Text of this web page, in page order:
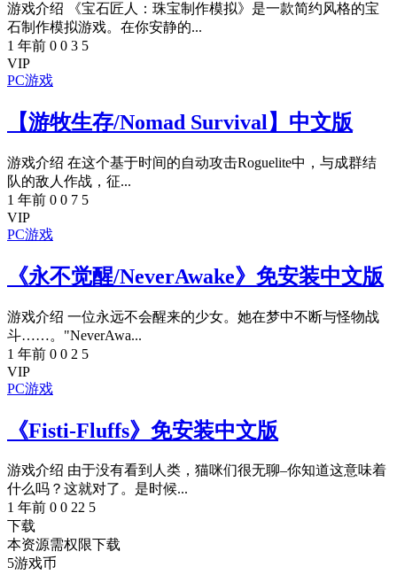
游戏介绍 《宝石匠人：珠宝制作模拟》是一款简约风格的宝
石制作模拟游戏。在你安静的...
1 年前 0 0 3 5
VIP
PC游戏
【游牧生存/Nomad Survival】中文版
游戏介绍 在这个基于时间的自动攻击Roguelite中，与成群结
队的敌人作战，征...
1 年前 0 0 7 5
VIP
PC游戏
《永不觉醒/NeverAwake》免安装中文版
游戏介绍 一位永远不会醒来的少女。她在梦中不断与怪物战
斗……。"NeverAwa...
1 年前 0 0 2 5
VIP
PC游戏
《Fisti-Fluffs》免安装中文版
游戏介绍 由于没有看到人类，猫咪们很无聊–你知道这意味着
什么吗？这就对了。是时候...
1 年前 0 0 22 5
下载
本资源需权限下载
5游戏币